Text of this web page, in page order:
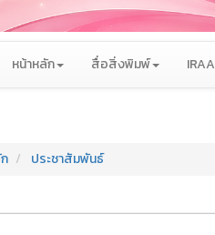
หน้าหลัก สื่อสิ่งพิมพ์
ประชาสัมพันธ์